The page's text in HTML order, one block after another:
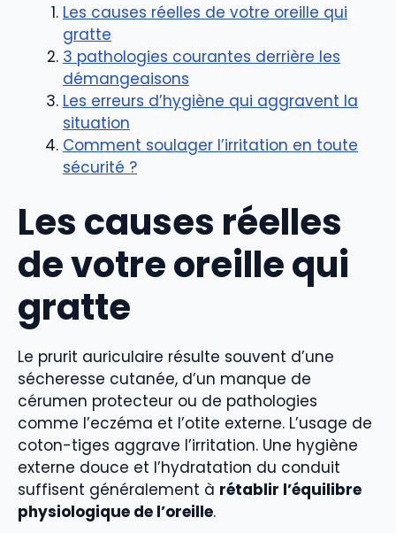
Les causes réelles de votre oreille qui
gratte
3 pathologies courantes derrière les
démangeaisons
Les erreurs d’hygiène qui aggravent la
situation
Comment soulager l’irritation en toute
sécurité ?
Les causes réelles
de votre oreille qui
gratte
Le prurit auriculaire résulte souvent d’une
sécheresse cutanée, d’un manque de
cérumen protecteur ou de pathologies
comme l’eczéma et l’otite externe. L’usage de
coton-tiges aggrave l’irritation. Une hygiène
externe douce et l’hydratation du conduit
suffisent généralement à rétablir l’équilibre
physiologique de l’oreille.